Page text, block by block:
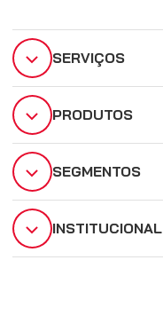
SERVIÇOS
PRODUTOS
SEGMENTOS
INSTITUCIONAL